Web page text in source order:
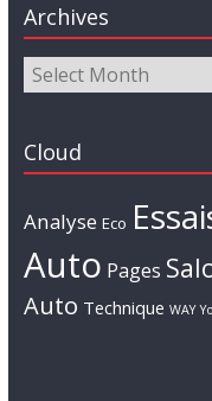
Archives
Cloud
Analyse Eco
Auto Pages
Auto Technique WAY